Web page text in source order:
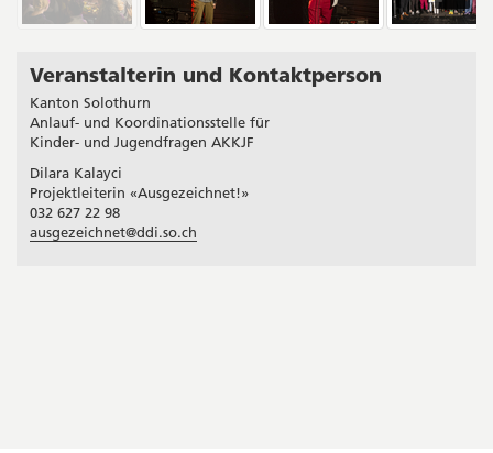
Seitenleiste
Veranstalterin und Kontaktperson
Kanton Solothurn
Anlauf- und Koordinationsstelle für
Kinder- und Jugendfragen AKKJF
Dilara Kalayci
Projektleiterin «Ausgezeichnet!»
032 627 22 98
ausgezeichnet@ddi.so.ch